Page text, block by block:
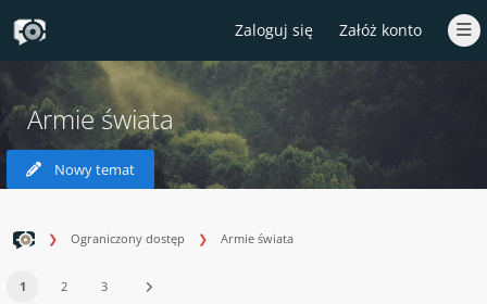
Zaloguj się Załóż konto
Armie świata
Nowy temat
Ograniczony dostęp Armie świata
1 2 3